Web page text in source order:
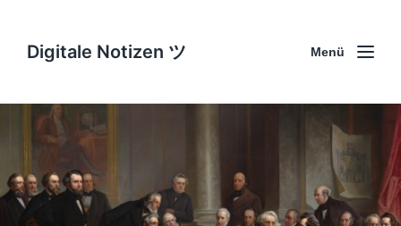
Digitale Notizen ツ Menü